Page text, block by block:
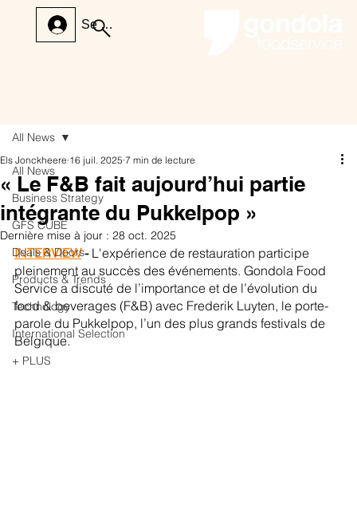
Se connecter
All News
Business Strategy
GFS CUBE
Deals & Doors
Products & Trends
Technology
International Selection
+ PLUS
All News
« Le F&B fait aujourd’hui partie
intégrante du Pukkelpop »
Els Jonckheere 16 juil. 2025 7 min de lecture
Dernière mise à jour : 28 oct. 2025
INTERVIEW - L'expérience de restauration participe
pleinement au succès des événements. Gondola Food
Service a discuté de l’importance et de l’évolution du
food & beverages (F&B) avec Frederik Luyten, le porte-
parole du Pukkelpop, l’un des plus grands festivals de
Belgique.